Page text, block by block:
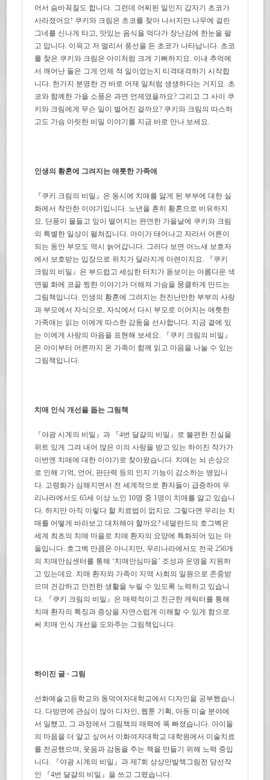
어서 숨바꼭질도 합니다. 그런데 어찌된 일인지 갑자기 초코가
사라졌어요! 쿠키와 크림은 초코를 찾아 나서지만 나무에 걸린
그네를 신나게 타고, 맛있는 음식을 먹다가 장난감에 한눈을 팔
고 맙니다. 이윽고 저 멀리서 풍선을 든 초코가 나타납니다. 초코
를 찾은 쿠키와 크림은 아이처럼 크게 기뻐하지요. 이내 추억에
서 깨어난 둘은 그게 언제 적 일이었는지 티격태격하기 시작합
니다. 한가지 분명한 건 바로 어제 일처럼 생생하다는 거지요. 초
코와 함께한 가을 소풍은 과연 언제였을까요? 그리고 그 사이 쿠
키와 크림에게 무슨 일이 벌어진 걸까요? 쿠키와 크림의 따스하
고도 가슴 아릿한 비밀 이야기를 지금 바로 만나 보세요.
인생의 황혼에 그려지는 애틋한 가족애
『쿠키 크림의 비밀』은 동시에 치매를 앓게 된 부부에 대한 실
화에서 착안한 이야기입니다. 노년을 흔히 황혼으로 비유하지
요. 단풍이 물들고 잎이 떨어지는 완연한 가을날에 쿠키와 크림
의 특별한 일상이 펼쳐집니다. 아이가 태어나고 자라서 어른이
되는 동안 부모도 역시 늙어갑니다. 그러다 보면 어느새 보호자
에서 보호받는 입장으로 위치가 달라지게 마련이지요. 『쿠키
크림의 비밀』은 부드럽고 세심한 터치가 돋보이는 아름다운 색
연필 화에 코끝 찡한 이야기가 더해져 가슴을 뭉클하게 만드는
그림책입니다. 인생의 황혼에 그려지는 천진난만한 부부의 사랑
과 부모에서 자식으로, 자식에서 다시 부모로 이어지는 애틋한
가족애는 읽는 이에게 따스한 감동을 선사합니다. 지금 곁에 있
는 이에게 사랑의 마음을 표현해 보세요. 『쿠키 크림의 비밀』
은 아이부터 어른까지 온 가족이 함께 읽고 마음을 나눌 수 있는
그림책입니다.
치매 인식 개선을 돕는 그림책
『야광 시계의 비밀』과 『4번 달걀의 비밀』로 불편한 진실을
위트 있게 그려 내어 많은 이의 사랑을 받고 있는 하이진 작가가
이번엔 치매에 대한 이야기로 찾아왔습니다. 치매는 뇌 손상으
로 인해 기억, 언어, 판단력 등의 인지 기능이 감소하는 병입니
다. 고령화가 심해지면서 전 세계적으로 환자들이 급증하여 우
리나라에서도 65세 이상 노인 10명 중 1명이 치매를 앓고 있습니
다. 하지만 아직 이렇다 할 치료법이 없지요. 그렇다면 우리는 치
매를 어떻게 바라보고 대처해야 할까요? 네덜란드의 호그벡은
세계 최초의 치매 마을로 치매 환자의 요양에 특화되어 있는 마
을입니다. 호그벡 만큼은 아니지만, 우리나라에서도 전국 256개
의 치매안심센터를 통해 ‘치매안심마을’ 조성과 운영을 지원하
고 있는데요. 치매 환자와 가족이 지역 사회의 일원으로 존중받
으며 건강하고 안전한 생활을 누릴 수 있도록 노력하고 있습니
다. 『쿠키 크림의 비밀』은 매력적이고 친근한 캐릭터를 통해
치매 환자의 특징과 증상을 자연스럽게 이해할 수 있게 함으로
써 치매 인식 개선을 도와주는 그림책입니다.
하이진 글 · 그림
선화예술고등학교와 동덕여자대학교에서 디자인을 공부했습니
다. 다방면에 관심이 많아 디자인, 웹툰 기획, 아동 미술 분야에
서 일했고, 그 과정에서 그림책의 매력에 푹 빠졌습니다. 아이들
의 마음을 더 알고 싶어서 이화여자대학교 대학원에서 미술치료
를 전공했으며, 웃음과 감동을 주는 책을 만들기 위해 노력 중입
니다. 『야광 시계의 비밀』과 제7회 상상만발책그림전 당선작
인 『4번 달걀의 비밀』을 쓰고 그렸습니다.